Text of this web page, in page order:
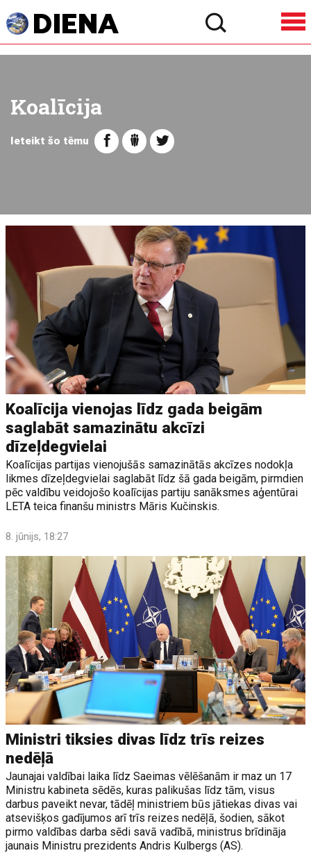
Koalīcija
Ieteikt šo tēmu
Koalīcija vienojas līdz gada beigām
saglabāt samazinātu akcīzi
dīzeļdegvielai
Koalīcijas partijas vienojušās samazinātās akcīzes nodokļa
likmes dīzeļdegvielai saglabāt līdz šā gada beigām, pirmdien
pēc valdību veidojošo koalīcijas partiju sanāksmes aģentūrai
LETA teica finanšu ministrs Māris Kučinskis.
8. jūnijs, 18:27
Ministri tiksies divas līdz trīs reizes
nedēļā
Jaunajai valdībai laika līdz Saeimas vēlēšanām ir maz un 17
Ministru kabineta sēdēs, kuras palikušas līdz tām, visus
darbus paveikt nevar, tādēļ ministriem būs jātiekas divas vai
atsevišķos gadījumos arī trīs reizes nedēļā, šodien, sākot
pirmo valdības darba sēdi savā vadībā, ministrus brīdināja
jaunais Ministru prezidents Andris Kulbergs (AS).